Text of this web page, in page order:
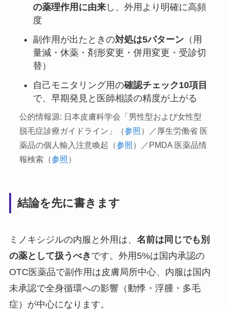
の薬理作用に由来し、外用より明確に高頻
度
副作用が出たときの対処は5パターン（用
量減・休薬・剤形変更・併用変更・受診切
替）
自己モニタリング用の確認チェック10項目
で、早期発見と医師相談の精度が上がる
公的情報源: 日本皮膚科学会「男性型および女性型
脱毛症診療ガイドライン」（参照）／厚生労働省 医
薬品の個人輸入注意喚起（参照）／PMDA 医薬品情
報検索（参照）
結論を先に書きます
ミノキシジルの内服と外用は、 名前は同じでも別
の薬として扱うべき です。外用5%は国内承認の
OTC医薬品で副作用は皮膚局所中心、内服は国内
未承認で全身循環への影響（動悸・浮腫・多毛
症）が中心になります。